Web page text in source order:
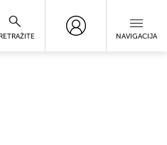
NAVIGACIJA